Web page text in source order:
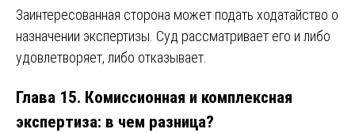
Заинтересованная сторона может подать ходатайство о
назначении экспертизы. Суд рассматривает его и либо
удовлетворяет, либо отказывает.
Глава 15. Комиссионная и комплексная
экспертиза: в чем разница?